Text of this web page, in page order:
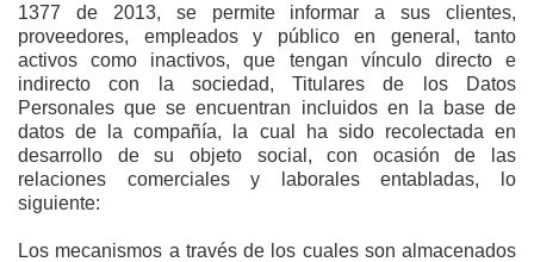
1377 de 2013, se permite informar a sus clientes,
proveedores, empleados y público en general, tanto
activos como inactivos, que tengan vínculo directo e
indirecto con la sociedad, Titulares de los Datos
Personales que se encuentran incluidos en la base de
datos de la compañía, la cual ha sido recolectada en
desarrollo de su objeto social, con ocasión de las
relaciones comerciales y laborales entabladas, lo
siguiente:
Los mecanismos a través de los cuales son almacenados